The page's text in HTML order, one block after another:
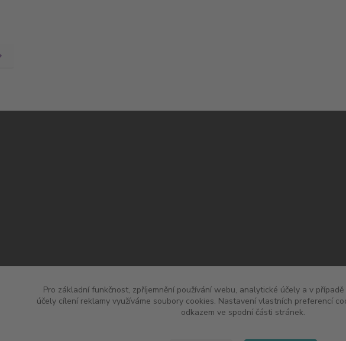
Pro základní funkčnost, zpříjemnění používání webu, analytické účely a v
účely cílení reklamy využíváme soubory cookies. Nastavení vlastních preferencí
odkazem ve spodní části stránek.